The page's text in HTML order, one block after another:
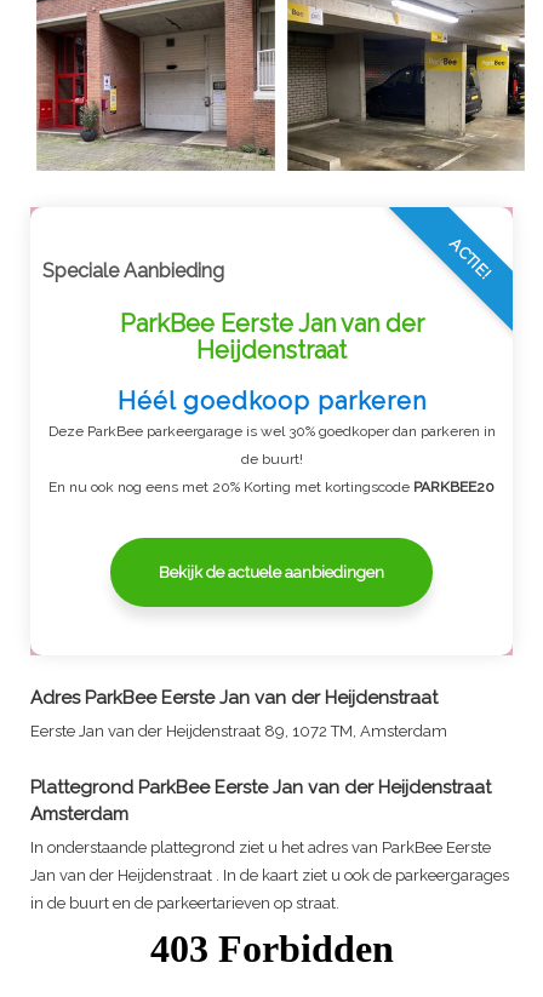
Speciale Aanbieding
ParkBee Eerste Jan van der
Heijdenstraat
Héél goedkoop parkeren
Deze ParkBee parkeergarage is wel 30% goedkoper dan parkeren in
de buurt!
En nu ook nog eens met 20% Korting met kortingscode PARKBEE20
Bekijk de actuele aanbiedingen
ACTIE!
Adres ParkBee Eerste Jan van der Heijdenstraat
Eerste Jan van der Heijdenstraat 89, 1072 TM, Amsterdam
Plattegrond ParkBee Eerste Jan van der Heijdenstraat
Amsterdam
In onderstaande plattegrond ziet u het adres van ParkBee Eerste
Jan van der Heijdenstraat . In de kaart ziet u ook de parkeergarages
in de buurt en de parkeertarieven op straat.